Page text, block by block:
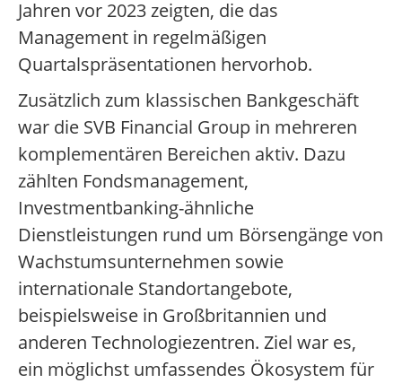
Jahren vor 2023 zeigten, die das
Management in regelmäßigen
Quartalspräsentationen hervorhob.
Zusätzlich zum klassischen Bankgeschäft
war die SVB Financial Group in mehreren
komplementären Bereichen aktiv. Dazu
zählten Fondsmanagement,
Investmentbanking-ähnliche
Dienstleistungen rund um Börsengänge von
Wachstumsunternehmen sowie
internationale Standortangebote,
beispielsweise in Großbritannien und
anderen Technologiezentren. Ziel war es,
ein möglichst umfassendes Ökosystem für